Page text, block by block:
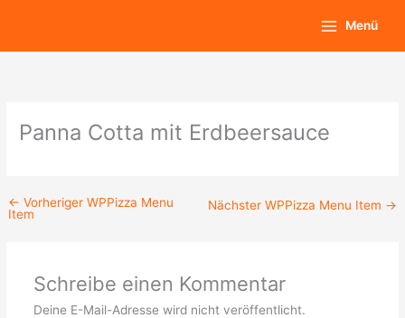
springen
Main
Menu
Menü
Panna Cotta mit Erdbeersauce
← Vorheriger WPPizza Menu
Item
Nächster WPPizza Menu Item →
Schreibe einen Kommentar
Deine E-Mail-Adresse wird nicht veröffentlicht.